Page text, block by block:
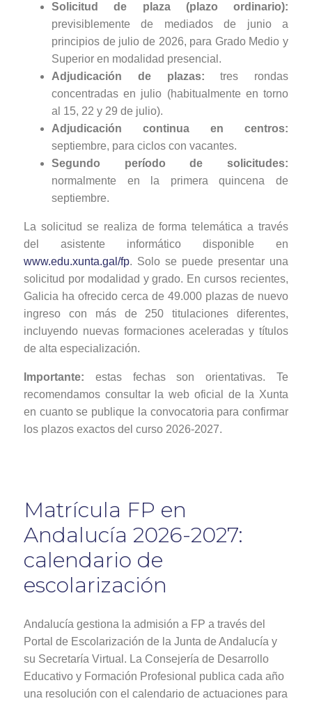
Solicitud de plaza (plazo ordinario):
previsiblemente de mediados de junio a
principios de julio de 2026, para Grado Medio y
Superior en modalidad presencial.
Adjudicación de plazas: tres rondas
concentradas en julio (habitualmente en torno
al 15, 22 y 29 de julio).
Adjudicación continua en centros:
septiembre, para ciclos con vacantes.
Segundo período de solicitudes:
normalmente en la primera quincena de
septiembre.
La solicitud se realiza de forma telemática a través
del asistente informático disponible en
www.edu.xunta.gal/fp. Solo se puede presentar una
solicitud por modalidad y grado. En cursos recientes,
Galicia ha ofrecido cerca de 49.000 plazas de nuevo
ingreso con más de 250 titulaciones diferentes,
incluyendo nuevas formaciones aceleradas y títulos
de alta especialización.
Importante: estas fechas son orientativas. Te
recomendamos consultar la web oficial de la Xunta
en cuanto se publique la convocatoria para confirmar
los plazos exactos del curso 2026-2027.
Matrícula FP en
Andalucía 2026-2027:
calendario de
escolarización
Andalucía gestiona la admisión a FP a través del
Portal de Escolarización de la Junta de Andalucía y
su Secretaría Virtual. La Consejería de Desarrollo
Educativo y Formación Profesional publica cada año
una resolución con el calendario de actuaciones para